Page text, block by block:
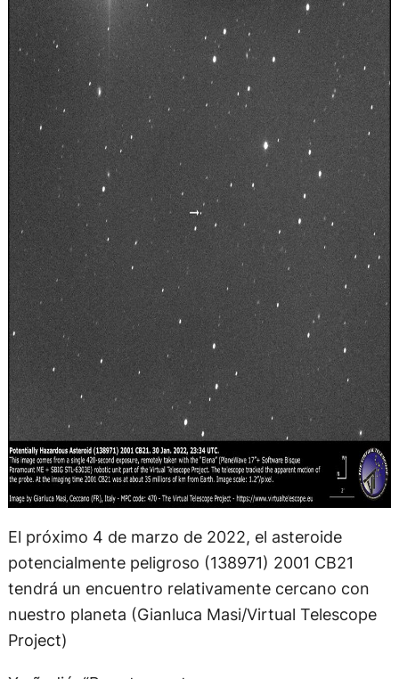
El próximo 4 de marzo de 2022, el asteroide
potencialmente peligroso (138971) 2001 CB21
tendrá un encuentro relativamente cercano con
nuestro planeta (Gianluca Masi/Virtual Telescope
Project)